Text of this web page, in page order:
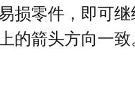
损零件，即可
的箭头方向一致